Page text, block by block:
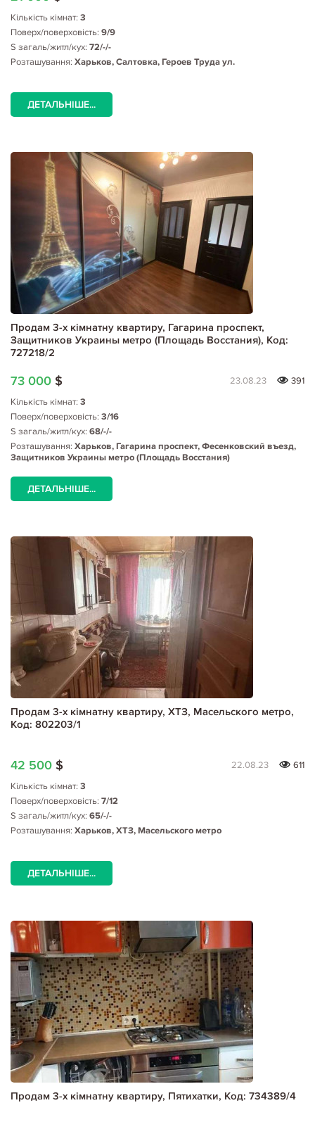
Кількість кімнат: 3
Поверх/поверховість: 9/9
S загаль/житл/кух: 72/-/-
Розташування: Харьков, Салтовка, Героев Труда ул.
ДЕТАЛЬНІШЕ...
Продам 3-х кімнатну квартиру, Гагарина проспект,
Защитников Украины метро (Площадь Восстания), Код:
727218/2
73 000 $ 23.08.23
391
Кількість кімнат: 3
Поверх/поверховість: 3/16
S загаль/житл/кух: 68/-/-
Розташування: Харьков, Гагарина проспект, Фесенковский въезд,
Защитников Украины метро (Площадь Восстания)
ДЕТАЛЬНІШЕ...
Продам 3-х кімнатну квартиру, ХТЗ, Масельского метро,
Код: 802203/1
42 500 $ 22.08.23
611
Кількість кімнат: 3
Поверх/поверховість: 7/12
S загаль/житл/кух: 65/-/-
Розташування: Харьков, ХТЗ, Масельского метро
ДЕТАЛЬНІШЕ...
Продам 3-х кімнатну квартиру, Пятихатки, Код: 734389/4